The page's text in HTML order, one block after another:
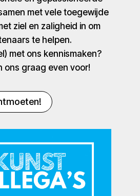
met vele toegewijde
ziel en zaligheid in om
te helpen.
met ons kennismaken?
ons graag even voor!